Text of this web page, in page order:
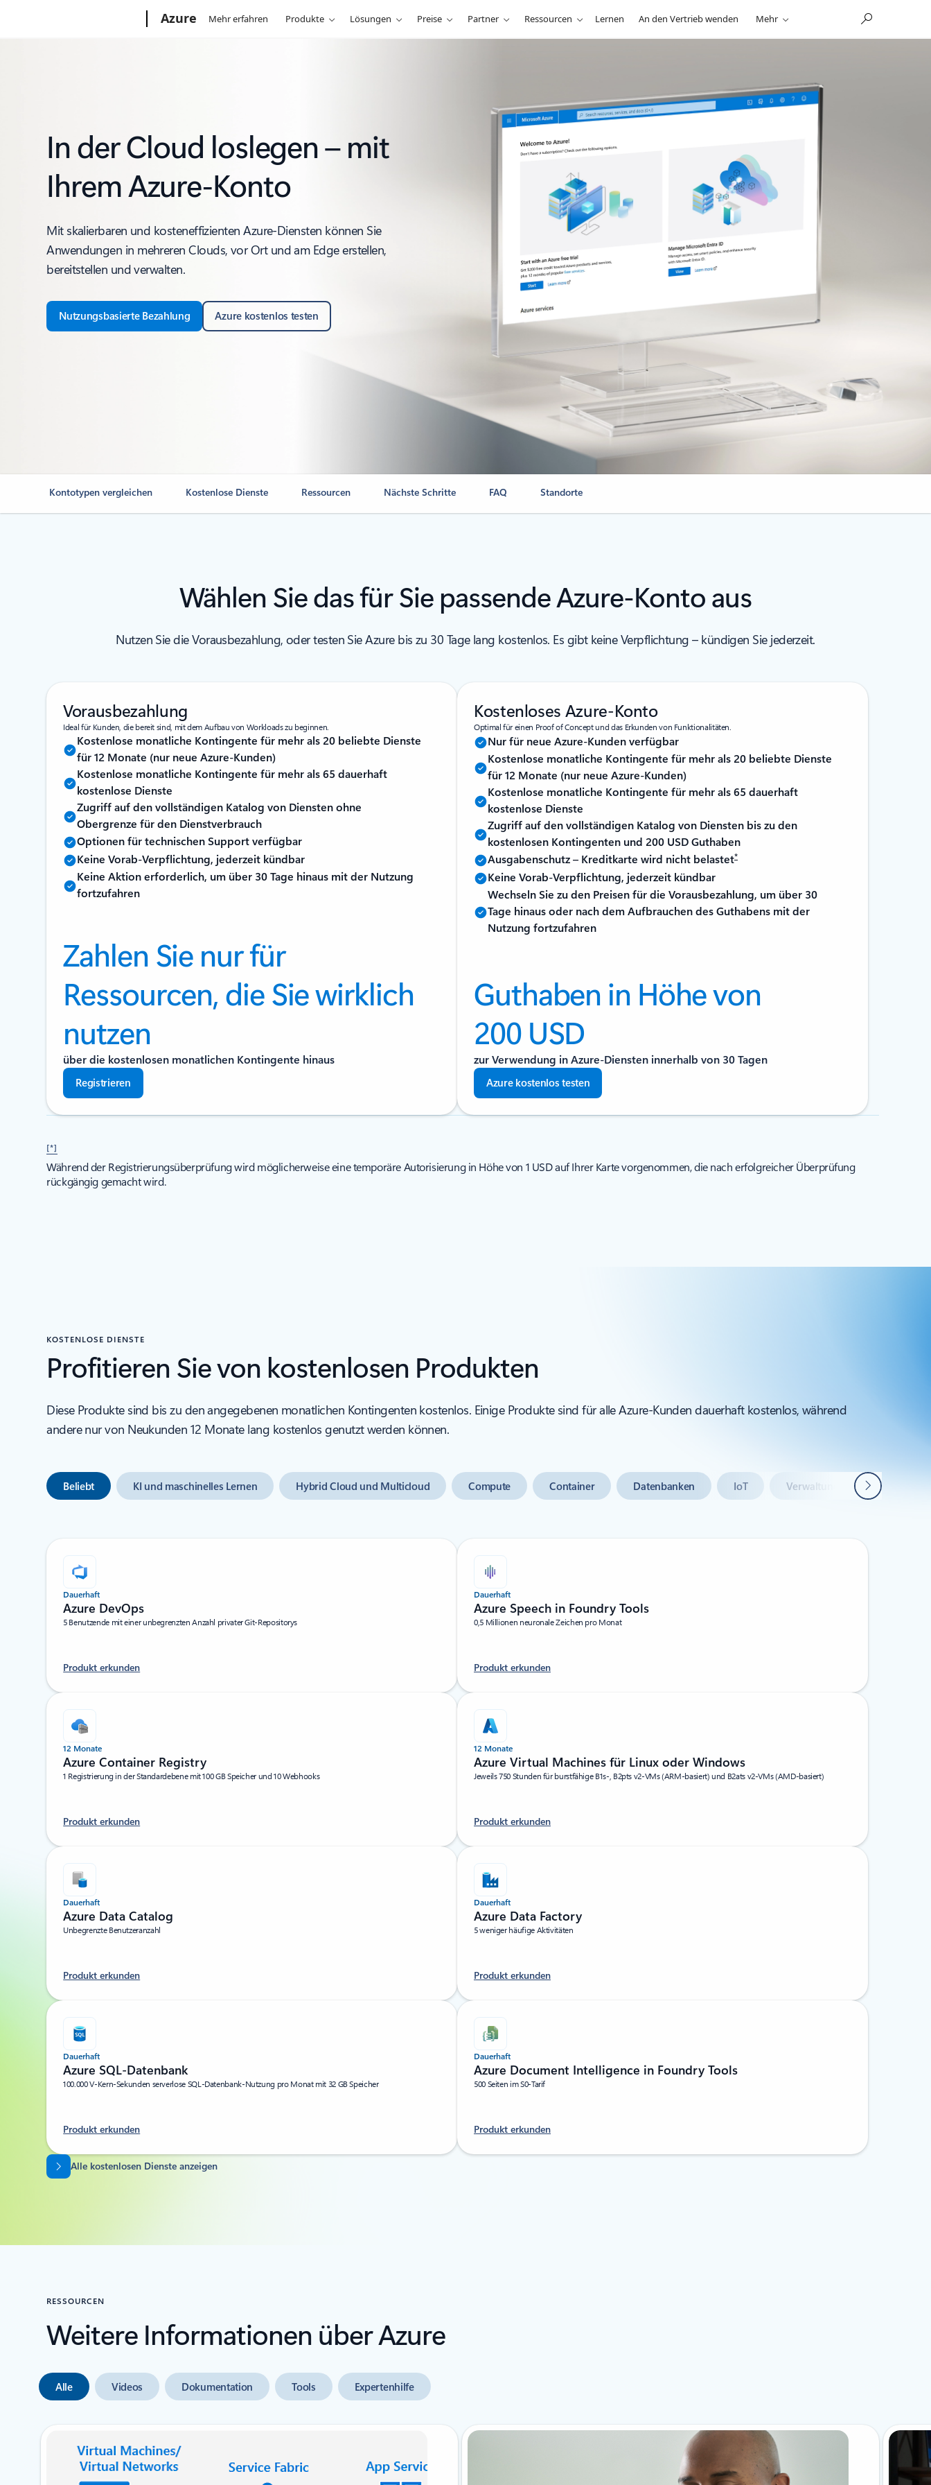
Azure Mehr erfahren Produkte Lösungen Preise Partner Ressourcen Lernen An den Vertrieb wenden Mehr
In der Cloud loslegen – mit
Ihrem Azure-Konto
Mit skalierbaren und kosteneffizienten Azure-Diensten können Sie
Anwendungen in mehreren Clouds, vor Ort und am Edge erstellen,
bereitstellen und verwalten.
Nutzungsbasierte Bezahlung Azure kostenlos testen
Kontotypen vergleichen Kostenlose Dienste Ressourcen Nächste Schritte FAQ Standorte
Wählen Sie das für Sie passende Azure-Konto aus
Nutzen Sie die Vorausbezahlung, oder testen Sie Azure bis zu 30 Tage lang kostenlos. Es gibt keine Verpflichtung – kündigen Sie jederzeit.
Vorausbezahlung
Ideal für Kunden, die bereit sind, mit dem Aufbau von Workloads zu beginnen.
Kostenlose monatliche Kontingente für mehr als 20 beliebte Dienste
für 12 Monate (nur neue Azure-Kunden)
Kostenlose monatliche Kontingente für mehr als 65 dauerhaft
kostenlose Dienste
Zugriff auf den vollständigen Katalog von Diensten ohne
Obergrenze für den Dienstverbrauch
Optionen für technischen Support verfügbar
Keine Vorab-Verpflichtung, jederzeit kündbar
Keine Aktion erforderlich, um über 30 Tage hinaus mit der Nutzung
fortzufahren
Zahlen Sie nur für
Ressourcen, die Sie wirklich
nutzen
über die kostenlosen monatlichen Kontingente hinaus
Registrieren
Kostenloses Azure-Konto
Optimal für einen Proof of Concept und das Erkunden von Funktionalitäten.
Nur für neue Azure-Kunden verfügbar
Kostenlose monatliche Kontingente für mehr als 20 beliebte Dienste
für 12 Monate (nur neue Azure-Kunden)
Kostenlose monatliche Kontingente für mehr als 65 dauerhaft
kostenlose Dienste
Zugriff auf den vollständigen Katalog von Diensten bis zu den
kostenlosen Kontingenten und 200 USD Guthaben
Ausgabenschutz – Kreditkarte wird nicht belastet*
Keine Vorab-Verpflichtung, jederzeit kündbar
Wechseln Sie zu den Preisen für die Vorausbezahlung, um über 30
Tage hinaus oder nach dem Aufbrauchen des Guthabens mit der
Nutzung fortzufahren
Guthaben in Höhe von
200 USD
zur Verwendung in Azure-Diensten innerhalb von 30 Tagen
Azure kostenlos testen
[*]
Während der Registrierungsüberprüfung wird möglicherweise eine temporäre Autorisierung in Höhe von 1 USD auf Ihrer Karte vorgenommen, die nach erfolgreicher Überprüfung
rückgängig gemacht wird.
KOSTENLOSE DIENSTE
Profitieren Sie von kostenlosen Produkten
Diese Produkte sind bis zu den angegebenen monatlichen Kontingenten kostenlos. Einige Produkte sind für alle Azure-Kunden dauerhaft kostenlos, während
andere nur von Neukunden 12 Monate lang kostenlos genutzt werden können.
Beliebt KI und maschinelles Lernen Hybrid Cloud und Multicloud Compute Container Datenbanken IoT Verwaltung und Governance
Weiter
Dauerhaft
Azure DevOps
5 Benutzende mit einer unbegrenzten Anzahl privater Git-Repositorys
Produkt erkunden
Dauerhaft
Azure Speech in Foundry Tools
0,5 Millionen neuronale Zeichen pro Monat
Produkt erkunden
12 Monate
Azure Container Registry
1 Registrierung in der Standardebene mit 100 GB Speicher und 10 Webhooks
Produkt erkunden
12 Monate
Azure Virtual Machines für Linux oder Windows
Jeweils 750 Stunden für burstfähige B1s-, B2pts v2-VMs (ARM-basiert) und B2ats v2-VMs (AMD-basiert)
Produkt erkunden
Dauerhaft
Azure Data Catalog
Unbegrenzte Benutzeranzahl
Produkt erkunden
Dauerhaft
Azure Data Factory
5 weniger häufige Aktivitäten
Produkt erkunden
Dauerhaft
Azure SQL-Datenbank
100.000 V-Kern-Sekunden serverlose SQL-Datenbank-Nutzung pro Monat mit 32 GB Speicher
Produkt erkunden
Dauerhaft
Azure Document Intelligence in Foundry Tools
500 Seiten im S0-Tarif
Produkt erkunden
Zurück zu Registerkarten
Alle kostenlosen Dienste anzeigen
RESSOURCEN
Weitere Informationen über Azure
Alle Videos Dokumentation Tools Expertenhilfe
Nächste Folie